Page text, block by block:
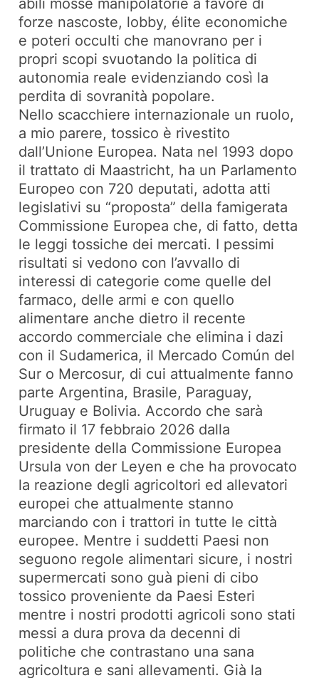
abili mosse manipolatorie a favore di
forze nascoste, lobby, élite economiche
e poteri occulti che manovrano per i
propri scopi svuotando la politica di
autonomia reale evidenziando così la
perdita di sovranità popolare.
Nello scacchiere internazionale un ruolo,
a mio parere, tossico è rivestito
dall’Unione Europea. Nata nel 1993 dopo
il trattato di Maastricht, ha un Parlamento
Europeo con 720 deputati, adotta atti
legislativi su “proposta” della famigerata
Commissione Europea che, di fatto, detta
le leggi tossiche dei mercati. I pessimi
risultati si vedono con l’avvallo di
interessi di categorie come quelle del
farmaco, delle armi e con quello
alimentare anche dietro il recente
accordo commerciale che elimina i dazi
con il Sudamerica, il Mercado Común del
Sur o Mercosur, di cui attualmente fanno
parte Argentina, Brasile, Paraguay,
Uruguay e Bolivia. Accordo che sarà
firmato il 17 febbraio 2026 dalla
presidente della Commissione Europea
Ursula von der Leyen e che ha provocato
la reazione degli agricoltori ed allevatori
europei che attualmente stanno
marciando con i trattori in tutte le città
europee. Mentre i suddetti Paesi non
seguono regole alimentari sicure, i nostri
supermercati sono guà pieni di cibo
tossico proveniente da Paesi Esteri
mentre i nostri prodotti agricoli sono stati
messi a dura prova da decenni di
politiche che contrastano una sana
agricoltura e sani allevamenti. Già la